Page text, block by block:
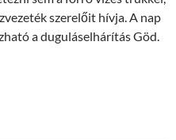
szerelőit hívja. A nap
a duguláselhárítás Göd.